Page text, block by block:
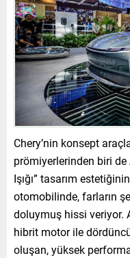
Chery’nin konsept
prömiyerlerinden biri de
Işığı” tasarım
otomobilinde, farların
doluymuş hissi veriyor.
hibrit motor ile
oluşan, yüksek